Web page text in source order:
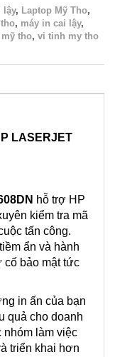
lậy, Laptop Mỹ Tho,
, máy in cai lậy,
tho, vi tinh my tho
LASERJET
hỗ trợ HP
kiểm tra mã
tấn công.
ẩn và hành
cố bảo mật tức
in ấn của bạn
quả cho doanh
nhóm làm việc
triển khai hơn